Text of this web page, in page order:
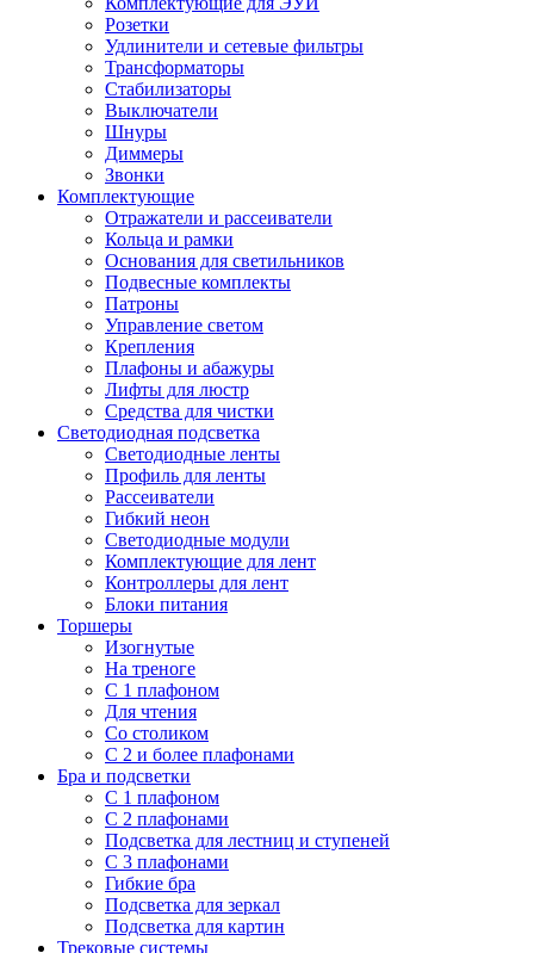
Розетки
Удлинители и сетевые фильтры
Трансформаторы
Стабилизаторы
Выключатели
Шнуры
Диммеры
Звонки
Комплектующие
Отражатели и рассеиватели
Кольца и рамки
Основания для светильников
Подвесные комплекты
Патроны
Управление светом
Крепления
Плафоны и абажуры
Лифты для люстр
Средства для чистки
Светодиодная подсветка
Светодиодные ленты
Профиль для ленты
Рассеиватели
Гибкий неон
Светодиодные модули
Комплектующие для лент
Контроллеры для лент
Блоки питания
Торшеры
Изогнутые
На треноге
С 1 плафоном
Для чтения
Со столиком
С 2 и более плафонами
Бра и подсветки
С 1 плафоном
С 2 плафонами
Подсветка для лестниц и ступеней
С 3 плафонами
Гибкие бра
Подсветка для зеркал
Подсветка для картин
Трековые системы